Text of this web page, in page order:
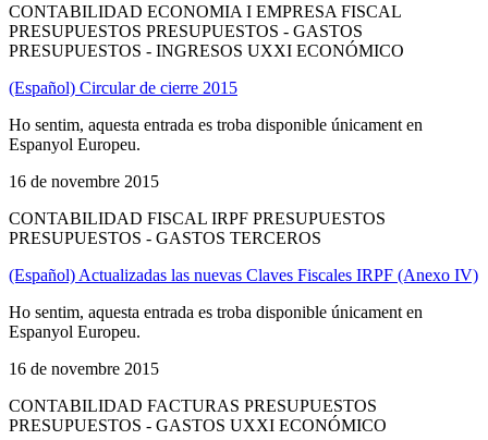
CONTABILIDAD ECONOMIA I EMPRESA FISCAL
PRESUPUESTOS PRESUPUESTOS - GASTOS
PRESUPUESTOS - INGRESOS UXXI ECONÓMICO
(Español) Circular de cierre 2015
Ho sentim, aquesta entrada es troba disponible únicament en
Espanyol Europeu.
16 de novembre 2015
CONTABILIDAD FISCAL IRPF PRESUPUESTOS
PRESUPUESTOS - GASTOS TERCEROS
(Español) Actualizadas las nuevas Claves Fiscales IRPF (Anexo IV)
Ho sentim, aquesta entrada es troba disponible únicament en
Espanyol Europeu.
16 de novembre 2015
CONTABILIDAD FACTURAS PRESUPUESTOS
PRESUPUESTOS - GASTOS UXXI ECONÓMICO